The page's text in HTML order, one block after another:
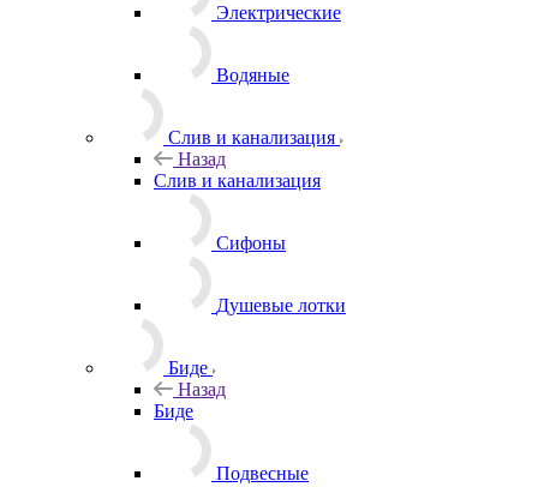
Электрические
Водяные
Слив и канализация
Назад
Слив и канализация
Сифоны
Душевые лотки
Биде
Назад
Биде
Подвесные